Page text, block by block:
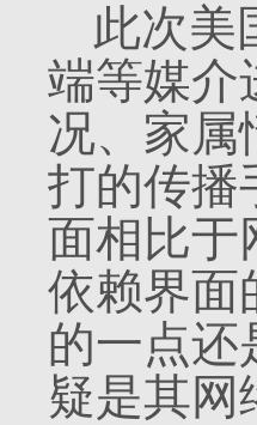
此次美
端等媒介
况、家属
打的传播
面相比于
依赖界面
的一点还
疑是其网